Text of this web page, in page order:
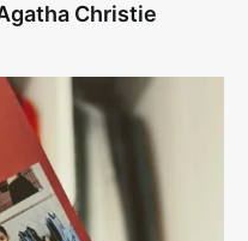
Christie